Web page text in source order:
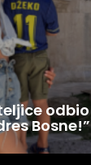
Bosne!”